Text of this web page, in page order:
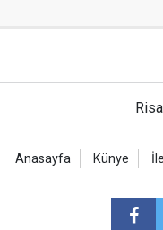
Anasayfa Künye